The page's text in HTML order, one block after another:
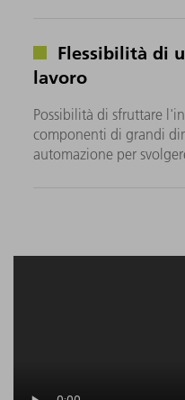
Flessibilità di
lavoro
Possibilità di sfruttare
componenti di grandi
automazione per